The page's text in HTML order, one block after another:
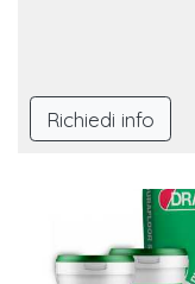
Richiedi info